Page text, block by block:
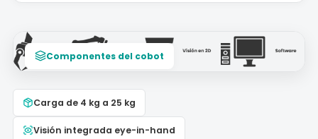
Componentes del cobot
Carga de 4 kg a 25 kg
Visión integrada eye-in-hand